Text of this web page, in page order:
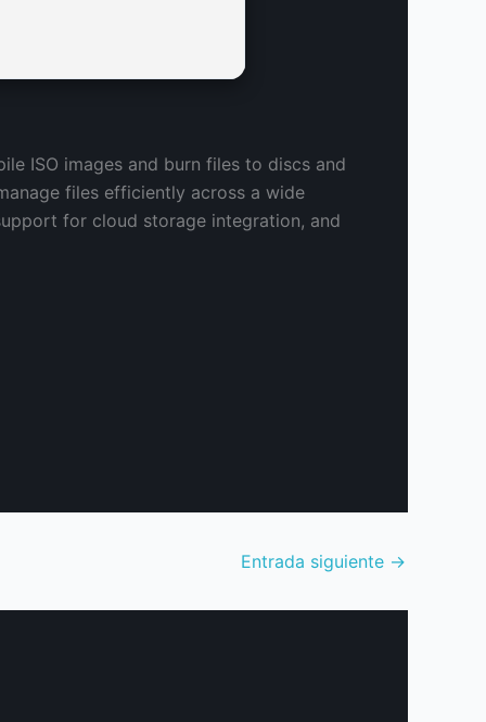
ISO images and burn files to discs and
files efficiently across a wide
for cloud storage integration, and
Entrada siguiente →